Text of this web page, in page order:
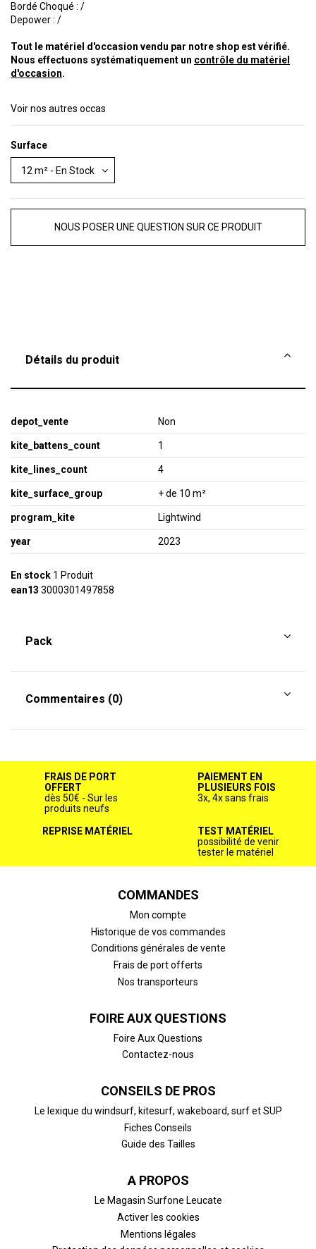
Bordé Choqué : /
Depower : /
Tout le matériel d'occasion vendu par notre shop est vérifié.
Nous effectuons systématiquement un contrôle du matériel
d'occasion.
Voir nos autres occas
Surface
NOUS POSER UNE QUESTION SUR CE PRODUIT
Détails du produit
depot_vente Non
kite_battens_count 1
kite_lines_count 4
kite_surface_group + de 10 m²
program_kite Lightwind
year 2023
En stock 1 Produit
ean13 3000301497858
Pack
Commentaires (0)
FRAIS DE PORT
OFFERT
dès 50€ - Sur les
produits neufs
PAIEMENT EN
PLUSIEURS FOIS
3x, 4x sans frais
REPRISE MATÉRIEL
TEST MATÉRIEL
possibilité de venir
tester le matériel
COMMANDES
Mon compte
Historique de vos commandes
Conditions générales de vente
Frais de port offerts
Nos transporteurs
FOIRE AUX QUESTIONS
Foire Aux Questions
Contactez-nous
CONSEILS DE PROS
Le lexique du windsurf, kitesurf, wakeboard, surf et SUP
Fiches Conseils
Guide des Tailles
A PROPOS
Le Magasin Surfone Leucate
Activer les cookies
Mentions légales